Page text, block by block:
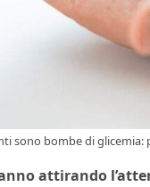
sono bombe di
attirando